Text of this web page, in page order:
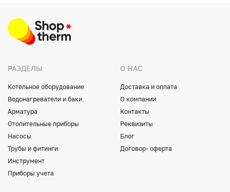
РАЗДЕЛЫ
Котельное оборудование
Водонагреватели и баки
Арматура
Отопительные приборы
Насосы
Трубы и фитинги
Инструмент
Приборы учета
О НАС
Доставка и оплата
О компании
Контакты
Реквизиты
Блог
Договор- оферта